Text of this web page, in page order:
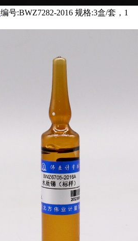
编号:BWZ7282-2016 规格:3盒/套，1